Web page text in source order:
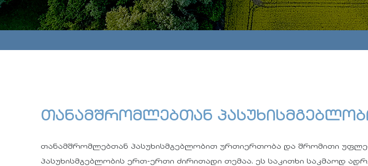
თანამშრომლებთან
თანამშრომლებთან პასუხისმგებლობით ურთიერთობა და შრომითი
პასუხისმგებლობის ერთ-ერთი ძირითადი თემაა. ეს საკითხი საკმაოდ